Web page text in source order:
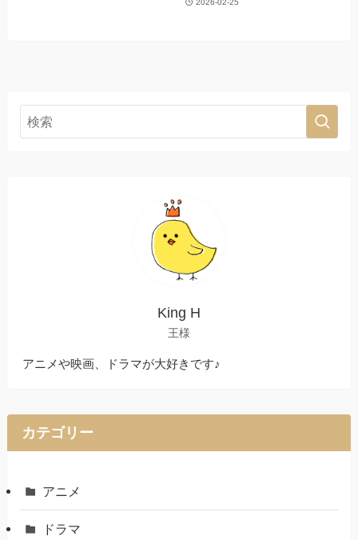
2026-02-25
King H
王様
アニメや映画、ドラマが大好きです♪
カテゴリー
アニメ
ドラマ